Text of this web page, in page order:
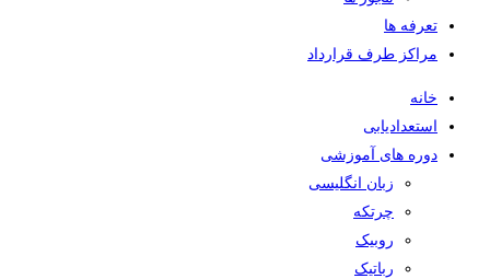
تعرفه ها
مراکز طرف قرارداد
خانه
استعدادیابی
دوره های آموزشی
زبان انگلیسی
چرتکه
روبیک
رباتیک